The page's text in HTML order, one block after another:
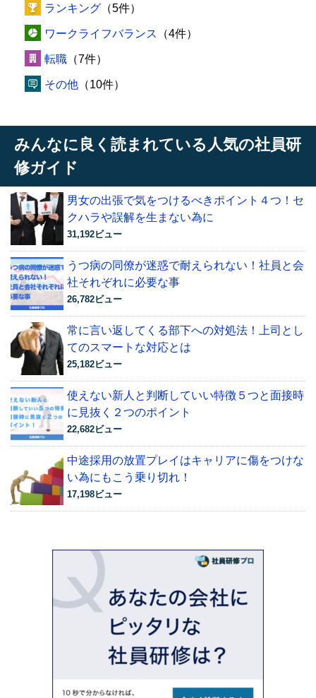
ランキング （5件）
ワークライフバランス （4件）
転職 （7件）
その他 （10件）
みんなに良く読まれている人気の社員研
修ガイド
男女の出張で気をつけるべきポイント４つ！セ
クハラや誤解を生まない為に
31,192ビュー
うつ病の同僚が迷惑で耐えられない！社員と会
社それぞれに必要な事
26,782ビュー
常に言い返してくる部下への対処法！上司とし
てのスマートな対応とは
25,182ビュー
使えない新人と判断していい特徴５つと面接時
に見抜く２つのポイント
22,682ビュー
中途採用の放置プレイはキャリアに傷をつけな
い為にもこう乗り切れ！
17,198ビュー